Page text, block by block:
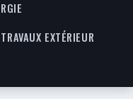
TRAVAUX EXTÉRIEUR